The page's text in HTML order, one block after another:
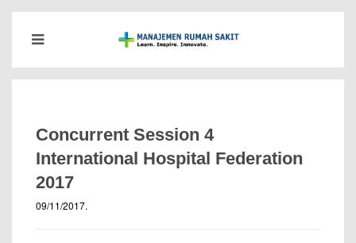
Concurrent Session 4
International Hospital Federation
2017
09/11/2017.